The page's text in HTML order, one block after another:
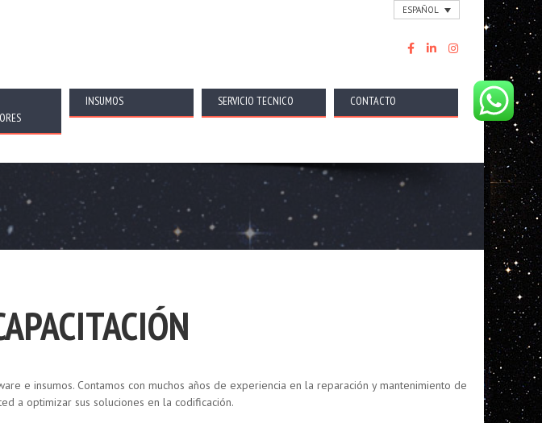
ESPAÑOL
INSUMOS SERVICIO TECNICO CONTACTO
e insumos. Contamos con muchos años de experiencia en la reparación y mantenimiento de
a optimizar sus soluciones en la codificación.